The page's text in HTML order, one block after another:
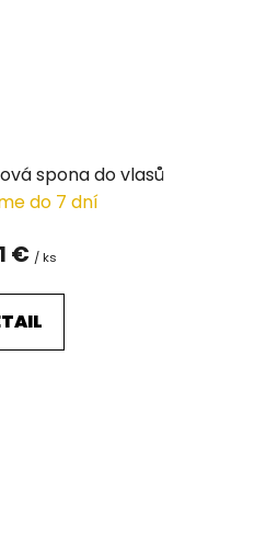
spona do vlasů
do 7 dní
€ / ks